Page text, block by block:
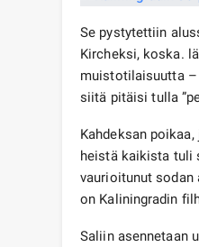
Se pystytettiin
Kircheksi, koska.
muistotilaisuutta
siitä pitäisi tulla
Kahdeksan
heistä kaikista tuli
vaurioitunut sodan
on Kaliningradin
Saliin asennetaan